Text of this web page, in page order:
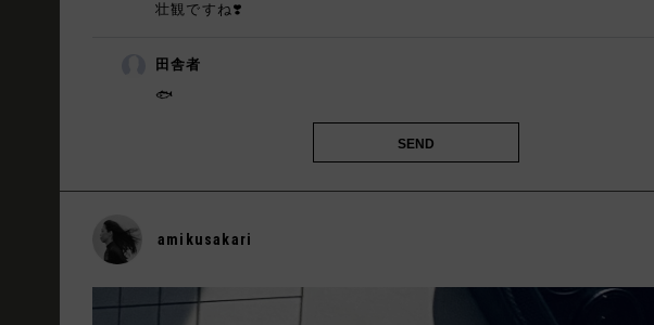
壮観ですね❣️
田舎者
🐟️
amikusakari